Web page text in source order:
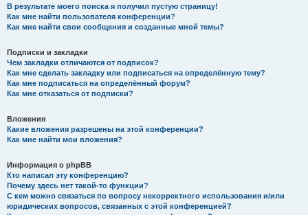
В результате моего поиска я получил пустую страницу!
Как мне найти пользователя конференции?
Как мне найти свои сообщения и созданные мной темы?
Подписки и закладки
Чем закладки отличаются от подписок?
Как мне сделать закладку или подписаться на определённую тему?
Как мне подписаться на определённый форум?
Как мне отказаться от подписки?
Вложения
Какие вложения разрешены на этой конференции?
Как мне найти мои вложения?
Информация о phpBB
Кто написал эту конференцию?
Почему здесь нет такой-то функции?
С кем можно связаться по вопросу некорректного использования и/или
юридических вопросов, связанных с этой конференцией?